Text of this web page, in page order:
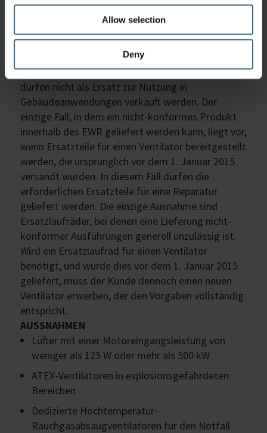
Allow selection
Deny
VORGABEN ENTSPRECHEN, ALS ERSATZ FÜR
VORHANDENE VENTILATOREN VERKAUFT
Produkte, die nicht den Vorgaben entsprechen,
dürfen nicht als Ersatz zur Nutzung in
Gebäudeanwendungen verkauft werden. Der
einzige Fall, in dem ein nicht-konformes Produkt
innerhalb des EWR geliefert werden kann, liegt vor,
wenn Ersatzteile für einen Ventilator bereitgestellt
werden, die ursprünglich vor dem 1. Januar 2015
versandt wurden. In diesem Fall dürfen die
erforderlichen Ersatzteile für eine Reparatur
geliefert werden. Die einzige Ausnahme sind
Ersatzlaufräder, bei denen eine Lieferung nicht-
konformer Ausführungen generell unzulässig ist.
Wird ein Ersatzlaufrad für einen Ventilator
benötigt, und wurde dies vor dem 1. Januar 2015
geliefert, muss der Kunde dennoch einen neuen
Ventilator erwerben, der den Vorgaben vollständig
entspricht.
AUSSNAHMEN
Lüfter mit einer Motoreingangsleistung von
weniger als 125 W oder mehr als 500 kW
ATEX-Ventilatoren in explosionsgefährdeten
Bereichen
Dedizierte Hochtemperatur-
Rauchgasabsaugventilatoren für den Notfall